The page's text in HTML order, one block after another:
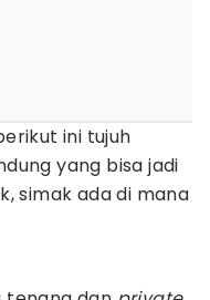
ini tujuh
yang bisa jadi
simak ada di mana